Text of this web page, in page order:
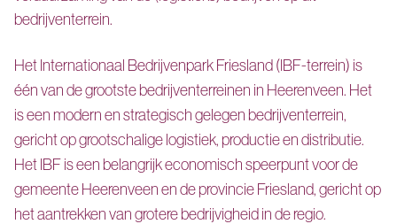
bedrijventerrein.
Het Internationaal Bedrijvenpark Friesland (IBF-terrein) is
één van de grootste bedrijventerreinen in Heerenveen. Het
is een modern en strategisch gelegen bedrijventerrein,
gericht op grootschalige logistiek, productie en distributie.
Het IBF is een belangrijk economisch speerpunt voor de
gemeente Heerenveen en de provincie Friesland, gericht op
het aantrekken van grotere bedrijvigheid in de regio.